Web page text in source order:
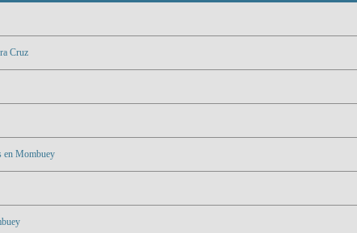
Cruz
en Mombuey